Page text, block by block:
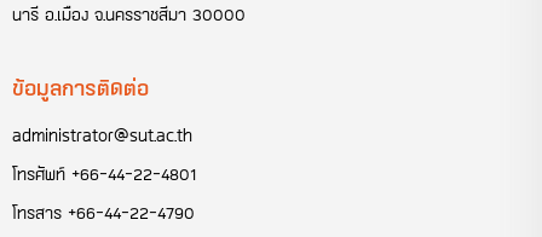
นารี อ.เมือง จ.นครราชสีมา 30000
ข้อมูลการติดต่อ
administrator@sut.ac.th
โทรศัพท์ +66-44-22-4801
โทรสาร +66-44-22-4790